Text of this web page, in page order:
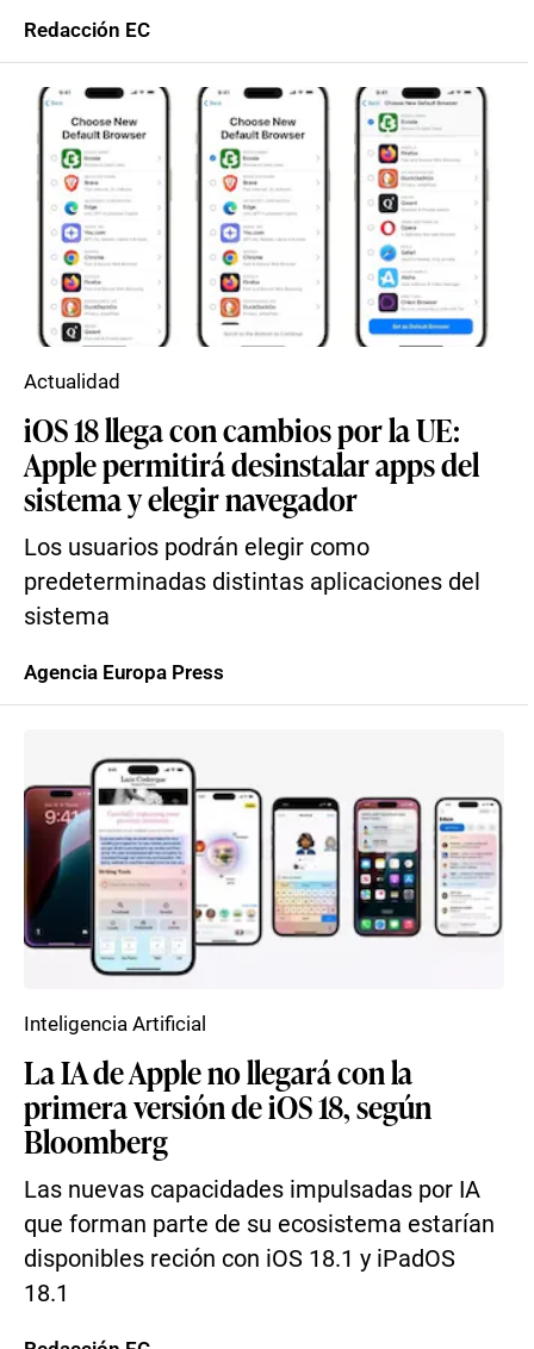
Redacción EC
iOS 18 llega con cambios por la UE:
Apple permitirá desinstalar apps del
sistema y elegir navegador
Los usuarios podrán elegir como
predeterminadas distintas aplicaciones del
sistema
Actualidad
Agencia Europa Press
La IA de Apple no llegará con la
primera versión de iOS 18, según
Bloomberg
Las nuevas capacidades impulsadas por IA
que forman parte de su ecosistema estarían
disponibles reción con iOS 18.1 y iPadOS
18.1
Inteligencia Artificial